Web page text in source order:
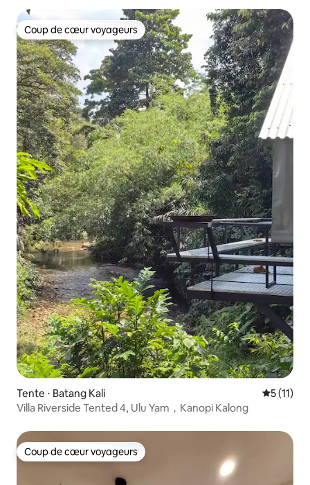
Coup de cœur voyageurs
Coup de cœur voyageurs
Tente ⋅ Batang Kali
5 (11)
Villa Riverside Tented 4, Ulu Yam，Kanopi Kalong
Coup de cœur voyageurs
Coup de cœur voyageurs